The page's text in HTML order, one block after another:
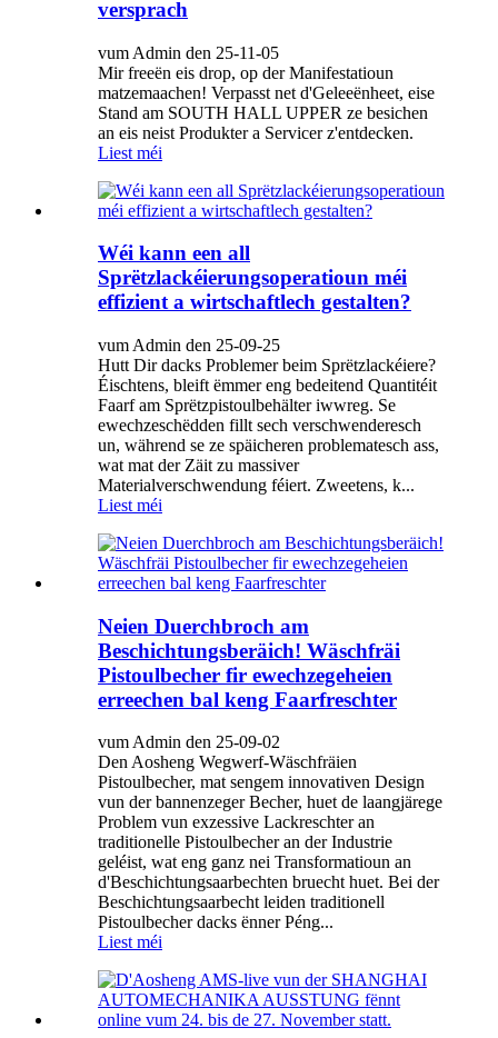
versprach
vum Admin den 25-11-05
Mir freeën eis drop, op der Manifestatioun
matzemaachen! Verpasst net d'Geleeënheet, eise
Stand am SOUTH HALL UPPER ze besichen
an eis neist Produkter a Servicer z'entdecken.
Liest méi
Wéi kann een all
Sprëtzlackéierungsoperatioun méi
effizient a wirtschaftlech gestalten?
vum Admin den 25-09-25
Hutt Dir dacks Problemer beim Sprëtzlackéiere?
Éischtens, bleift ëmmer eng bedeitend Quantitéit
Faarf am Sprëtzpistoulbehälter iwwreg. Se
ewechzeschëdden fillt sech verschwenderesch
un, während se ze späicheren problematesch ass,
wat mat der Zäit zu massiver
Materialverschwendung féiert. Zweetens, k...
Liest méi
Neien Duerchbroch am
Beschichtungsberäich! Wäschfräi
Pistoulbecher fir ewechzegeheien
erreechen bal keng Faarfreschter
vum Admin den 25-09-02
Den Aosheng Wegwerf-Wäschfräien
Pistoulbecher, mat sengem innovativen Design
vun der bannenzeger Becher, huet de laangjärege
Problem vun exzessive Lackreschter an
traditionelle Pistoulbecher an der Industrie
geléist, wat eng ganz nei Transformatioun an
d'Beschichtungsaarbechten bruecht huet. Bei der
Beschichtungsaarbecht leiden traditionell
Pistoulbecher dacks ënner Péng...
Liest méi